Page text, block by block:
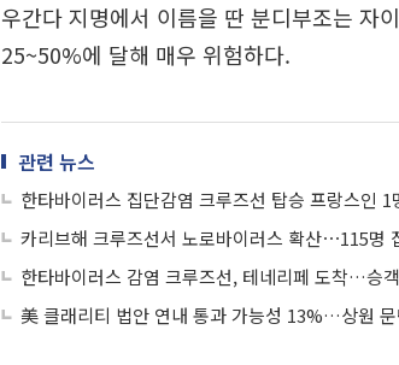
우간다 지명에서 이름을 딴 분디부조는 자
25~50%에 달해 매우 위험하다.
관련 뉴스
한타바이러스 집단감염 크루즈선 탑승 프랑스인
카리브해 크루즈선서 노로바이러스 확산⋯115명
한타바이러스 감염 크루즈선, 테네리페 도착…승
美 클래리티 법안 연내 통과 가능성 13%…상원